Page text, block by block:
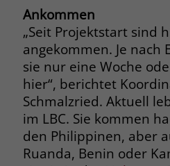
Ankommen
„Seit Projektstart sind
angekommen. Je nach
sie nur eine Woche
hier“, berichtet
Schmalzried. Aktuell
im LBC. Sie kommen
den Philippinen, aber
Ruanda, Benin oder
Laufzeit
Zweck
Behält die
allen
Laufzeit
Zweck
Dieses Cookie
User über
Werbeanzeige
Es enthält
welche
sodass erzielte
Bestellungen
Anzeige